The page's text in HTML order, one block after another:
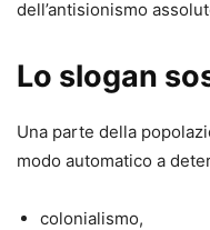
dell’antisionismo
Lo slogan
Una parte della
modo automatico a
colonialismo,